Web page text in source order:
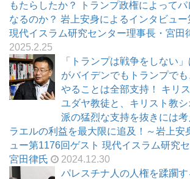
もたらしたか？ トランプ政権によってパ
なるのか？ 岩上安身によるインタビュー
現代イスラム研究センター理事長・宮田
2025.2.25
「トランプは戦争をしない
がバイデンでもトランプで
やることは全部支持！ キリ
ユダヤ教徒と、キリスト教
派の猛烈な支持を抜きには
ラエルの利益を最大限に追及！～岩上安
ュー第1176回ゲスト 現代イスラム研究
宮田律氏
2024.12.30
パレスチナ人の人権を蹂躙